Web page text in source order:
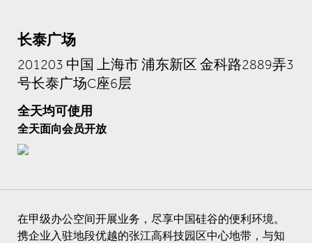
长泰广场
201203 中国 上海市 浦东新区 金科路2889弄3
号长泰广场C座6层
全天均可使用
全天面向会员开放
在甲级办公空间开展业务，尽享中国硅谷的便利环境。
携企业入驻地段优越的张江高科技园区中心地带，与知